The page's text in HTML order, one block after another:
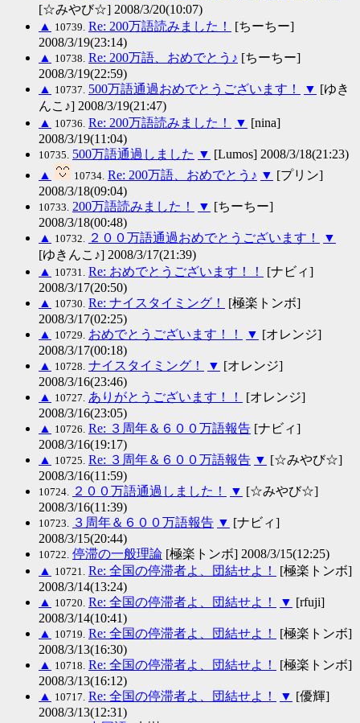
[☆みやび☆] 2008/3/20(10:07)
▲ 10739. Re: 200万語読みました！
[ちーちー]
2008/3/19(23:14)
▲ 10738. Re: 200万語、おめでとう♪ [ちーちー]
2008/3/19(22:59)
▲ 10737. 500万語通過おめでとうございます！ ▼ [ゆき
んこ♪] 2008/3/19(21:47)
▲ 10736. Re: 200万語読みました！ ▼ [nina]
2008/3/19(11:04)
10735. 500万語通過しました ▼ [Lumos] 2008/3/18(21:23)
▲
10734. Re: 200万語、おめでとう♪ ▼ [プリン]
2008/3/18(09:04)
10733. 200万語読みました！ ▼ [ちーちー]
2008/3/18(00:48)
▲ 10732. ２００万語通過おめでとうございます！
▼
[ゆきんこ♪] 2008/3/17(21:39)
▲ 10731. Re: おめでとうございます！！
[ナビィ]
2008/3/17(20:50)
▲ 10730. Re: ナイスタイミング！
[極楽トンボ]
2008/3/17(02:25)
▲ 10729. おめでとうございます！！ ▼ [オレンジ]
2008/3/17(00:18)
▲ 10728. ナイスタイミング！ ▼ [オレンジ]
2008/3/16(23:46)
▲ 10727. ありがとうございます！！
[オレンジ]
2008/3/16(23:05)
▲ 10726. Re: ３周年＆６００万語報告 [ナビィ]
2008/3/16(19:17)
▲ 10725. Re: ３周年＆６００万語報告 ▼ [☆みやび☆]
2008/3/16(11:59)
10724. ２００万語通過しました！ ▼ [☆みやび☆]
2008/3/16(11:39)
10723. ３周年＆６００万語報告 ▼ [ナビィ]
2008/3/15(20:44)
10722. 停滞の一般理論 [極楽トンボ] 2008/3/15(12:25)
▲ 10721. Re: 全国の停滞者よ、団結せよ！
[極楽トンボ]
2008/3/14(13:24)
▲ 10720. Re: 全国の停滞者よ、団結せよ！ ▼ [rfuji]
2008/3/14(10:41)
▲ 10719. Re: 全国の停滞者よ、団結せよ！
[極楽トンボ]
2008/3/13(16:30)
▲ 10718. Re: 全国の停滞者よ、団結せよ！
[極楽トンボ]
2008/3/13(16:12)
▲ 10717. Re: 全国の停滞者よ、団結せよ！ ▼ [優輝]
2008/3/13(12:31)